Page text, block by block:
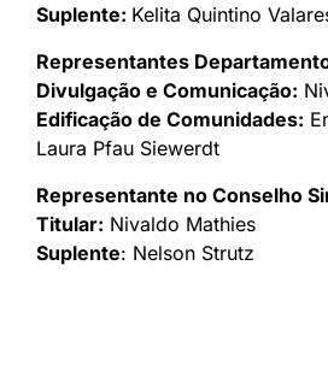
Suplente: Kelita Quintino
Representantes
Divulgação e Comunicação:
Edificação de Comunidades:
Laura Pfau Siewerdt
Representante no Conselho
Titular: Nivaldo Mathies
Suplente: Nelson Strutz